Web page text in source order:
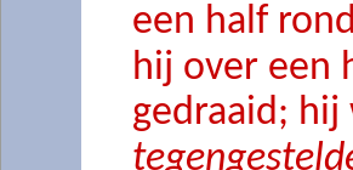
een half
hij over een
gedraaid; hij